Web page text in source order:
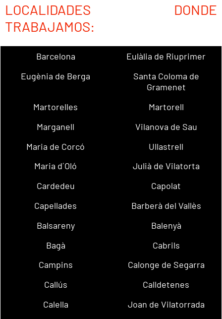
LOCALIDADES DONDE
TRABAJAMOS:
Barcelona
Eulàlia de Riuprimer
Eugènia de Berga
Santa Coloma de
Gramenet
Martorelles
Martorell
Marganell
Vilanova de Sau
Maria de Corcó
Ullastrell
Maria d´Oló
Julià de Vilatorta
Cardedeu
Capolat
Capellades
Barberà del Vallès
Balsareny
Balenyà
Bagà
Cabrils
Campins
Calonge de Segarra
Callús
Calldetenes
Calella
Joan de Vilatorrada